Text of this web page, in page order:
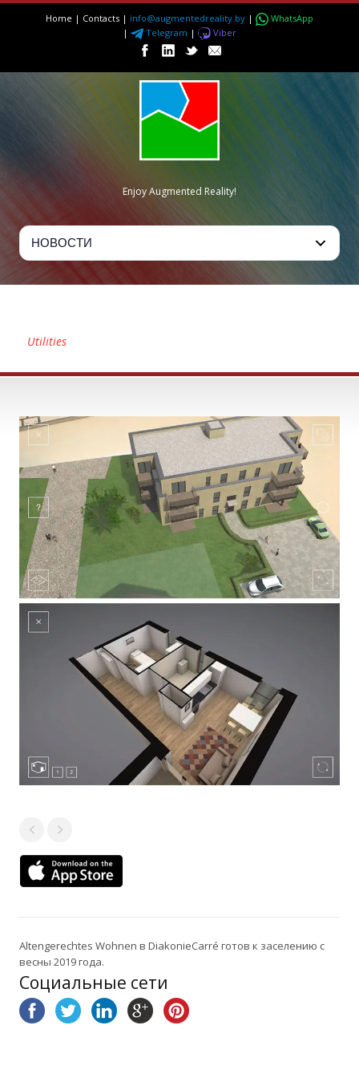
Home | Contacts | info@augmentedreality.by |
WhatsApp
|
Telegram | Viber
Enjoy Augmented Reality!
Utilities
Altengerechtes Wohnen в DiakonieCarré готов к заселению с
весны 2019 года.
Социальные сети